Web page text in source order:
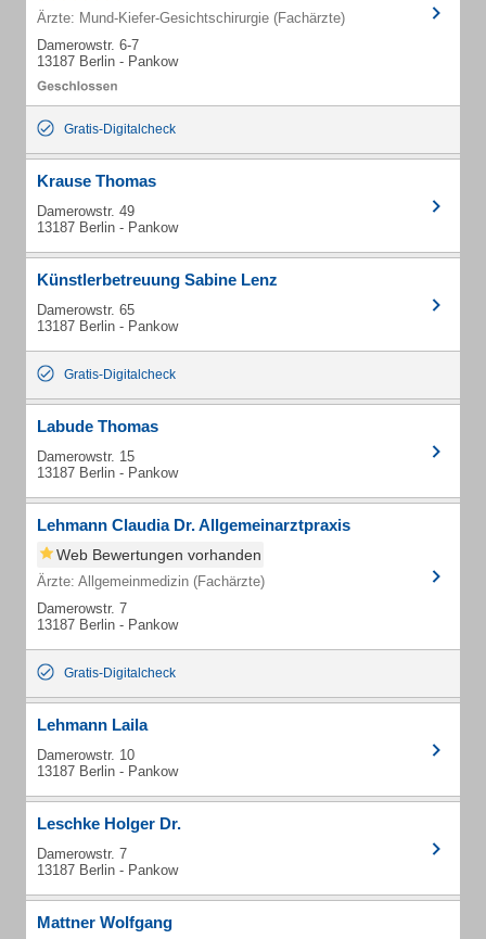
Ärzte: Mund-Kiefer-Gesichtschirurgie (Fachärzte)
Damerowstr. 6-7
13187 Berlin - Pankow
Gratis-Digitalcheck
Krause Thomas
Damerowstr. 49
13187 Berlin - Pankow
Künstlerbetreuung Sabine Lenz
Damerowstr. 65
13187 Berlin - Pankow
Gratis-Digitalcheck
Labude Thomas
Damerowstr. 15
13187 Berlin - Pankow
Lehmann Claudia Dr. Allgemeinarztpraxis
Web Bewertungen vorhanden
Ärzte: Allgemeinmedizin (Fachärzte)
Damerowstr. 7
13187 Berlin - Pankow
Gratis-Digitalcheck
Lehmann Laila
Damerowstr. 10
13187 Berlin - Pankow
Leschke Holger Dr.
Damerowstr. 7
13187 Berlin - Pankow
Mattner Wolfgang